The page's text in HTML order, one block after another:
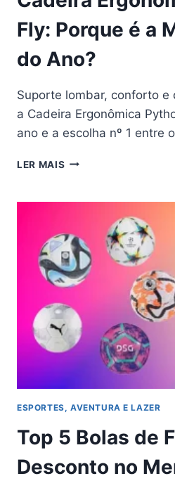
Fly: Porque é a
do Ano?
Suporte lombar, conforto e
a Cadeira Ergonômica
ano e a escolha nº 1 entre
LER MAIS CADEIRA
FLY:
É
A
MAIS
VENDIDA
ANO?
ESPORTES, AVENTURA E LAZER
Top 5 Bolas de
Desconto no